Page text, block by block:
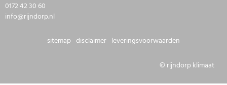
0172 42 30 60
info@rijndorp.nl
sitemap disclaimer leveringsvoorwaarden
© rijndorp klimaat